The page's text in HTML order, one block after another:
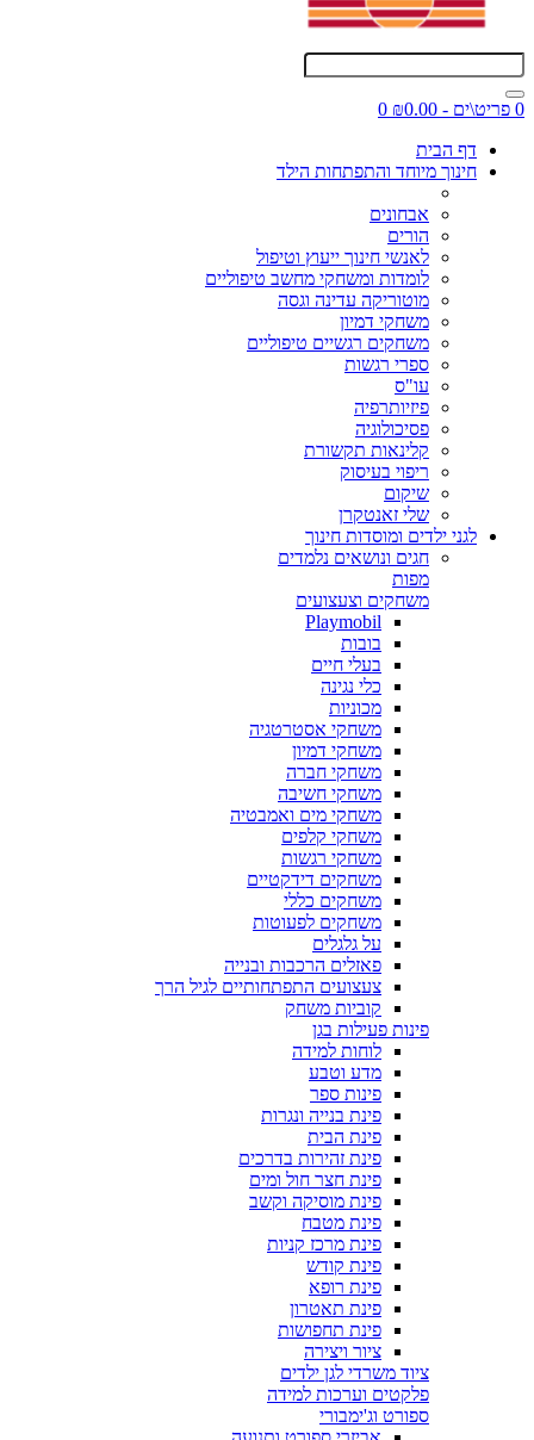
0 פריט\ים - ₪0.00
0
דף הבית
חינוך מיוחד והתפתחות הילד
אבחונים
הורים
לאנשי חינוך ייעוץ וטיפול
לומדות ומשחקי מחשב טיפוליים
מוטוריקה עדינה וגסה
משחקי דמיון
משחקים רגשיים טיפוליים
ספרי רגשות
עו"ס
פיזיותרפיה
פסיכולוגיה
קלינאות תקשורת
ריפוי בעיסוק
שיקום
שלי זאנטקרן
לגני ילדים ומוסדות חינוך
חגים ונושאים נלמדים
מפות
משחקים וצעצועים
Playmobil
בובות
בעלי חיים
כלי נגינה
מכוניות
משחקי אסטרטגיה
משחקי דמיון
משחקי חברה
משחקי חשיבה
משחקי מים ואמבטיה
משחקי קלפים
משחקי רגשות
משחקים דידקטיים
משחקים כללי
משחקים לפעוטות
על גלגלים
פאזלים הרכבות ובנייה
צעצועים התפתחותיים לגיל הרך
קוביות משחק
פינות פעילות בגן
לוחות למידה
מדע וטבע
פינות ספר
פינת בנייה ונגרות
פינת הבית
פינת זהירות בדרכים
פינת חצר חול ומים
פינת מוסיקה וקשב
פינת מטבח
פינת מרכז קניות
פינת קודש
פינת רופא
פינת תאטרון
פינת תחפושות
ציור ויצירה
ציוד משרדי לגן ילדים
פלקטים וערכות למידה
ספורט וג'ימבורי